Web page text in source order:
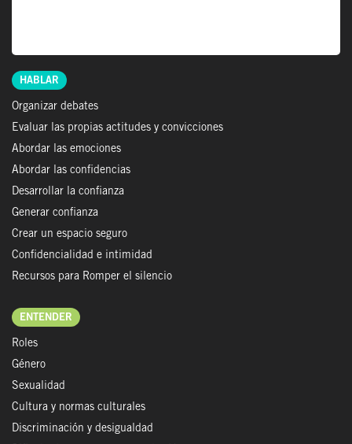
HABLAR
Organizar debates
Evaluar las propias actitudes y convicciones
Abordar las emociones
Abordar las confidencias
Desarrollar la confianza
Generar confianza
Crear un espacio seguro
Confidencialidad e intimidad
Recursos para Romper el silencio
ENTENDER
Roles
Género
Sexualidad
Cultura y normas culturales
Discriminación y desigualdad